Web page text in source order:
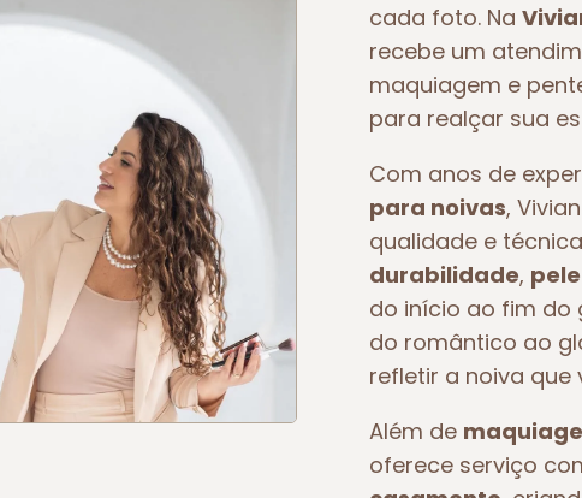
cada foto. Na
recebe um
maquiagem e
para realçar sua
Com anos de
para noivas,
qualidade e
durabilidade,
do início ao fim do
do romântico ao
refletir a noiva que
Além de
oferece serviço